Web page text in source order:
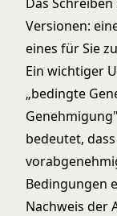
Versionen:
eines für Sie
Ein wichtiger
„bedingte
bedeutet,
Bedingungen
Nachweis der